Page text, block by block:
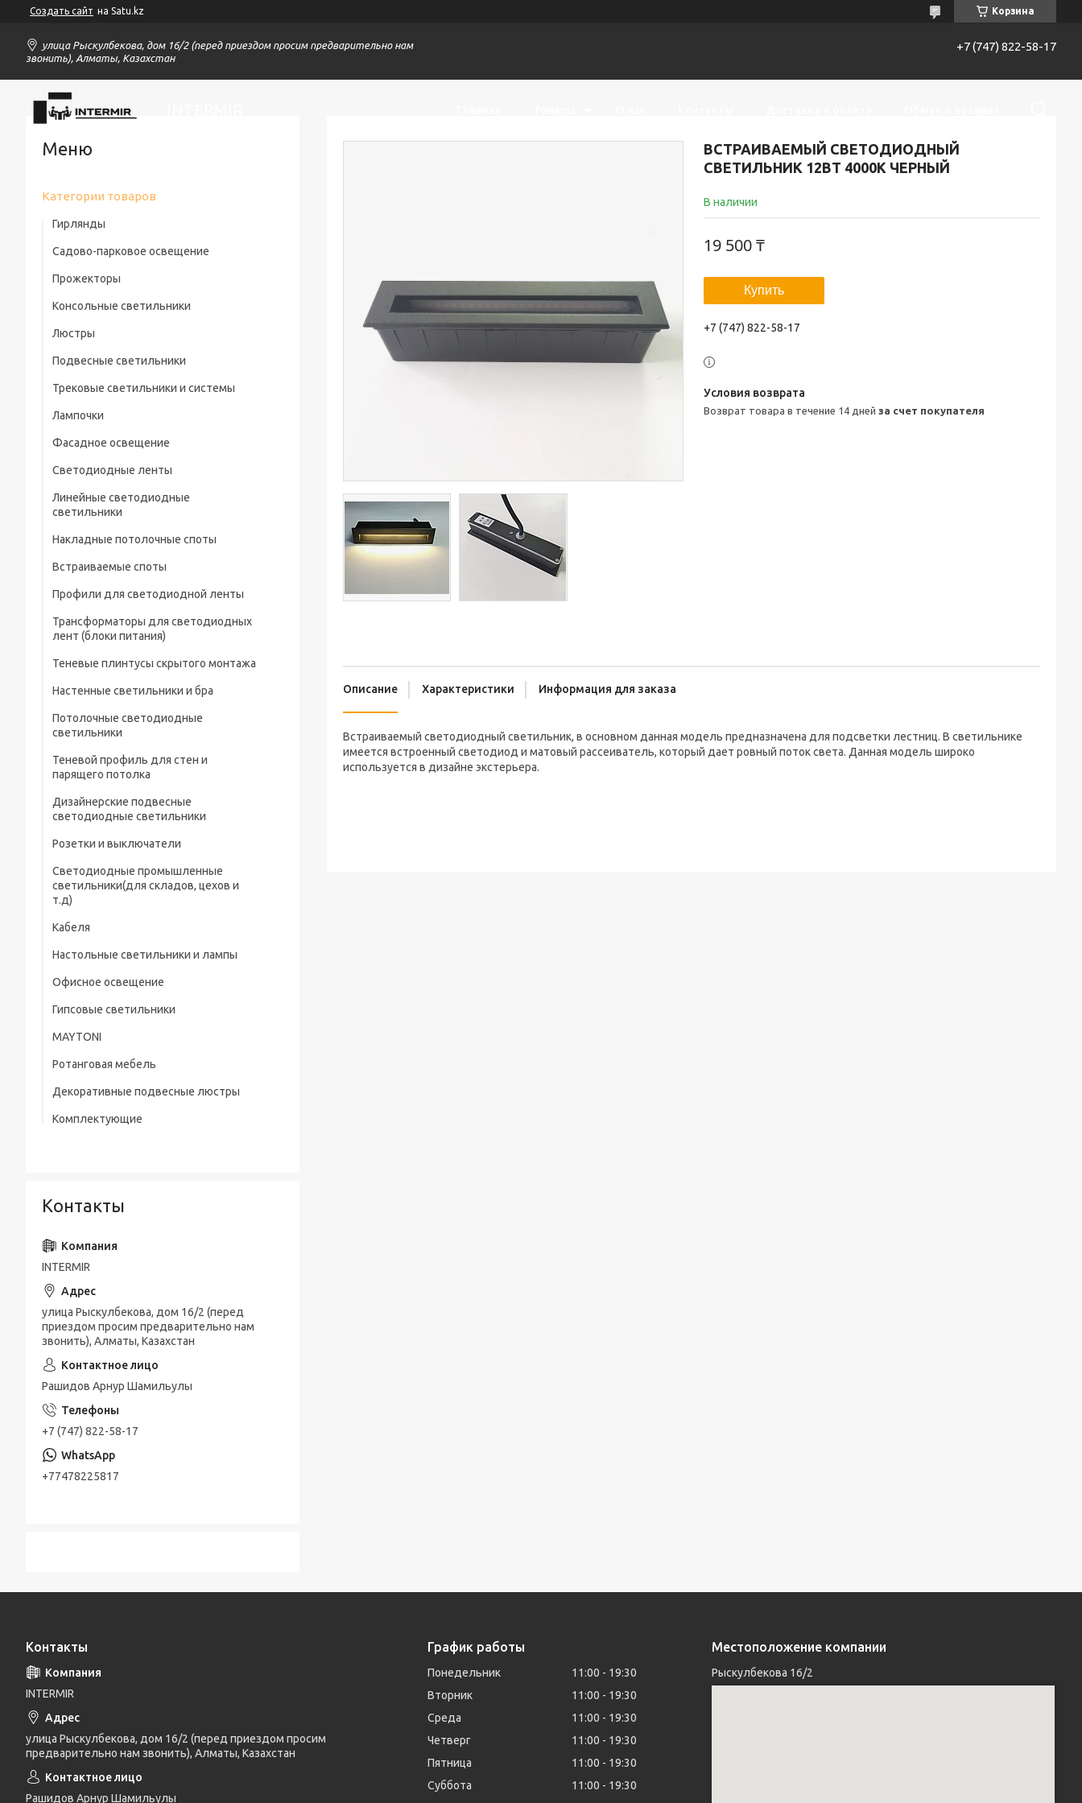
Создать сайт на Satu.kz Корзина
улица Рыскулбекова, дом 16/2 (перед приездом просим предварительно нам
звонить), Алматы, Казахстан
+7 (747) 822-58-17
ВСТРАИВАЕМЫЙ СВЕТОДИОДНЫЙ
СВЕТИЛЬНИК 12ВТ 4000К ЧЕРНЫЙ
В наличии
19 500 ₸
Купить
+7 (747) 822-58-17
возврат товара в течение 14 дней за счет покупателя
Описание Характеристики Информация для заказа
Встраиваемый светодиодный светильник, в основном данная модель предназначена для подсветки лестниц. В светильнике
имеется встроенный светодиод и матовый рассеиватель, который дает ровный поток света. Данная модель широко
используется в дизайне экстерьера.
Категории товаров
Гирлянды
Садово-парковое освещение
Прожекторы
Консольные светильники
Люстры
Подвесные светильники
Трековые светильники и системы
Лампочки
Фасадное освещение
Светодиодные ленты
Линейные светодиодные
светильники
Накладные потолочные споты
Встраиваемые споты
Профили для светодиодной ленты
Трансформаторы для светодиодных
лент (блоки питания)
Теневые плинтусы скрытого монтажа
Настенные светильники и бра
Потолочные светодиодные
светильники
Теневой профиль для стен и
парящего потолка
Дизайнерские подвесные
светодиодные светильники
Розетки и выключатели
Светодиодные промышленные
светильники(для складов, цехов и
т.д)
Кабеля
Настольные светильники и лампы
Офисное освещение
Гипсовые светильники
MAYTONI
Ротанговая мебель
Декоративные подвесные люстры
Комплектующие
Контакты
INTERMIR
улица Рыскулбекова, дом 16/2 (перед
приездом просим предварительно нам
звонить), Алматы, Казахстан
Рашидов Арнур Шамильулы
+7 (747) 822-58-17
+77478225817
Контакты
INTERMIR
улица Рыскулбекова, дом 16/2 (перед приездом просим
предварительно нам звонить), Алматы, Казахстан
Рашидов Арнур Шамильулы
График работы
Понедельник 11:00
19:30
Вторник
11:00
19:30
Среда
11:00
19:30
Четверг
11:00
19:30
Пятница
11:00
19:30
Суббота
11:00
19:30
Местоположение компании
Рыскулбекова 16/2